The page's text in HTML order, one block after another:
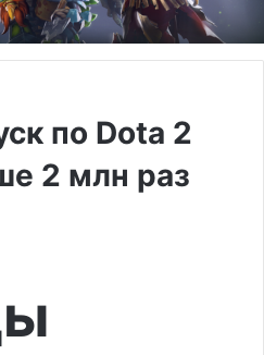
по Dota 2
2 млн раз